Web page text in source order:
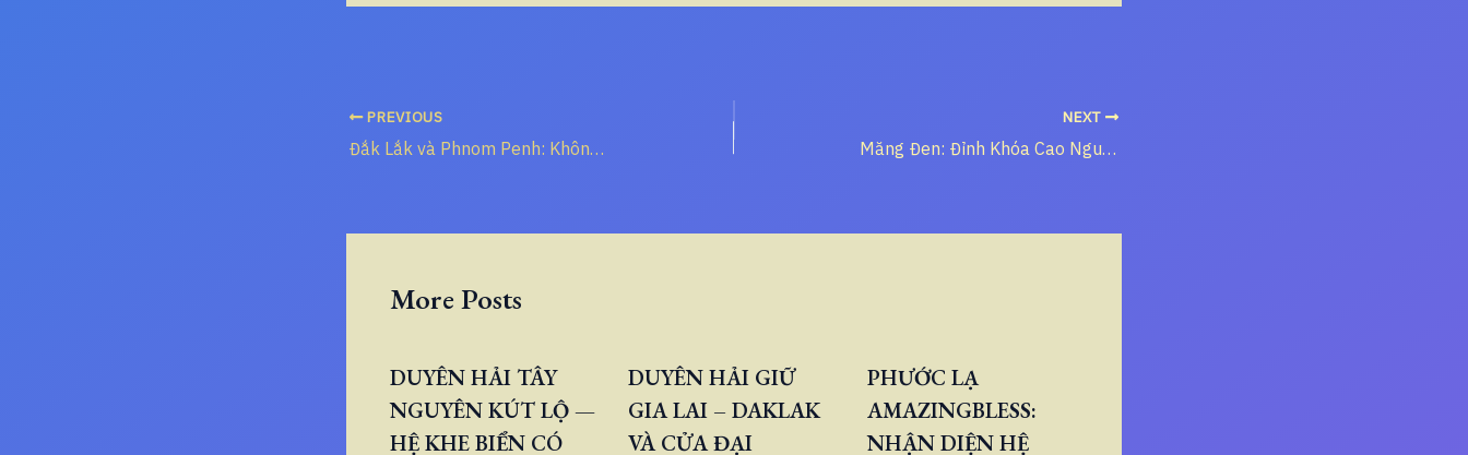
PREVIOUS
Đắk Lắk và Phnom Penh: Không Xuyên Thấu Trực Tiếp, Nhưng Nghe Rõ “Tiếng Mekong Thượng” Qua Sêrêpốk
NEXT
Măng Đen: Đỉnh Khóa Cao Nguyên của Áo Giáp Bắc Tây Nguyên Duyên Hải
More Posts
DUYÊN HẢI TÂY
NGUYÊN KÚT LỘ —
HỆ KHE BIỂN CÓ
DUYÊN HẢI GIỮ
GIA LAI – DAKLAK
VÀ CỬA ĐẠI
PHƯỚC LẠ
AMAZINGBLESS:
NHẬN DIỆN HỆ